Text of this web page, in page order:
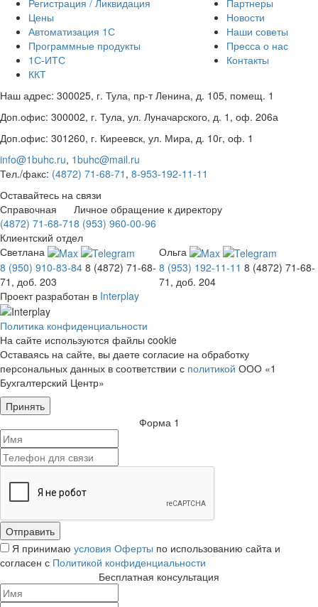
Цены
Автоматизация 1С
Программные продукты
1С-ИТС
ККТ
Новости
Наши советы
Пресса о нас
Контакты
Наш адрес: 300025, г. Тула, пр-т Ленина, д. 105, помещ. 1
Доп.офис: 300002, г. Тула, ул. Луначарского, д. 1, оф. 206а
Доп.офис: 301260, г. Киреевск, ул. Мира, д. 10г, оф. 1
info@1buhc.ru, 1buhc@mail.ru
Тел./факс: (4872) 71-68-71 , 8-953-192-11-11
Оставайтесь на связи
Справочная
Личное обращение к директору
(4872) 71-68-718 (953) 960-00-96
Клиентский отдел
Светлана
Ольга
8 (950) 910-83-84 8 (4872) 71-68-
71, доб. 203
8 (953) 192-11-11 8 (4872) 71-68-
71, доб. 204
Проект разработан в Interplay
Политика конфиденциальности
На сайте используются файлы cookie
Оставаясь на сайте, вы даете согласие на обработку
персональных данных в соответствии с политикой ООО «1
Бухгалтерский Центр»
Принять
Форма 1
Я принимаю условия Оферты по использованию сайта и
согласен с Политикой конфиденциальности
Бесплатная консультация